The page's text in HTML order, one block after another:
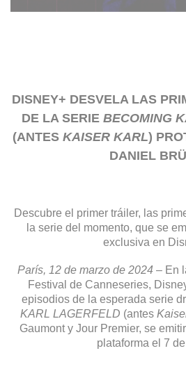
DISNEY+ DESVELA LAS
DE LA SERIE BECOMING
(ANTES KAISER KARL)
DANIEL
Descubre el primer tráiler, las
la serie del momento, que se
exclusiva en
París, 12 de marzo de 2024 – En
Festival de Canneseries,
episodios de la esperada serie
KARL LAGERFELD (antes
Gaumont y Jour Premier, se
plataforma el 7